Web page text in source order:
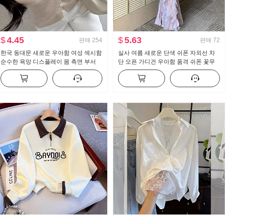
$4.45 판매 254
한국 동대문 새로운 우아함 여성 섹시함
순수한 욕망 디스플레이 몸 측면 부서
버클 반팔 니트 티셔츠 맨위
$5.63 판매 72
실사 여름 새로운 단색 쉬폰 자외선 차
단 오픈 가디건 우아함 품격 쉬폰 꽃무
늬 여성 드레스 투피스 세트